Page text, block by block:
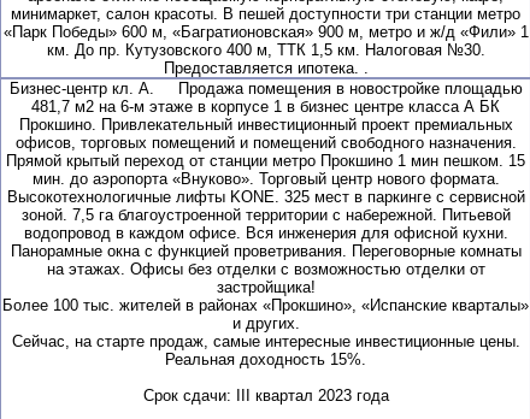
минимаркет, салон красоты. В пешей доступности три станции метро
«Парк Победы» 600 м, «Багратионовская» 900 м, метро и ж/д «Фили» 1
км. До пр. Кутузовского 400 м, ТТК 1,5 км. Налоговая №30.
Предоставляется ипотека. .
Бизнес-центр кл. А. Продажа помещения в новостройке площадью
481,7 м2 на 6-м этаже в корпусе 1 в бизнес центре класса А БК
Прокшино. Привлекательный инвестиционный проект премиальных
офисов, торговых помещений и помещений свободного назначения.
Прямой крытый переход от станции метро Прокшино 1 мин пешком. 15
мин. до аэропорта «Внуково». Торговый центр нового формата.
Высокотехнологичные лифты KONE. 325 мест в паркинге с сервисной
зоной. 7,5 га благоустроенной территории с набережной. Питьевой
водопровод в каждом офисе. Вся инженерия для офисной кухни.
Панорамные окна с функцией проветривания. Переговорные комнаты
на этажах. Офисы без отделки с возможностью отделки от
застройщика!
Более 100 тыс. жителей в районах «Прокшино», «Испанские кварталы»
и других.
Сейчас, на старте продаж, самые интересные инвестиционные цены.
Реальная доходность 15%.
Срок сдачи: III квартал 2023 года